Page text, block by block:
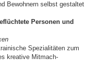
Bewohnern selbst gestaltet
Personen und
Spezialitäten zum
kreative Mitmach-